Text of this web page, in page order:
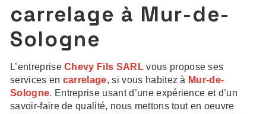
carrelage à Mur-de-
Sologne
L’entrepriseChevy Fils SARLvous propose ses
services en carrelage, si vous habitez à Mur-de-
Sologne. Entreprise usant d’une expérience et d’un
savoir-faire de qualité, nous mettons tout en oeuvre